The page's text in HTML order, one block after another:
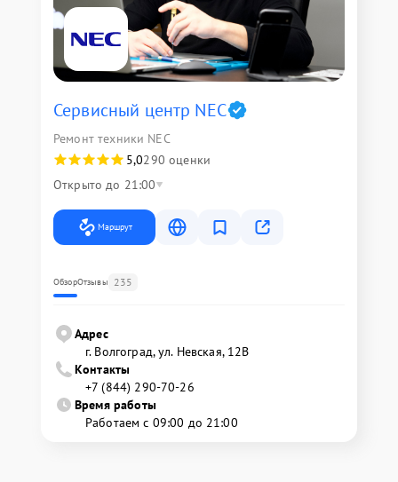
Сервисный центр NEC
Ремонт техники NEC
5,0290 оценки
Открыто до 21:00
Маршрут
ОбзорОтзывы 235
Адрес
г. Волгоград, ул. Невская, 12В
Контакты
+7 (844) 290-70-26
Время работы
Работаем с 09:00 до 21:00